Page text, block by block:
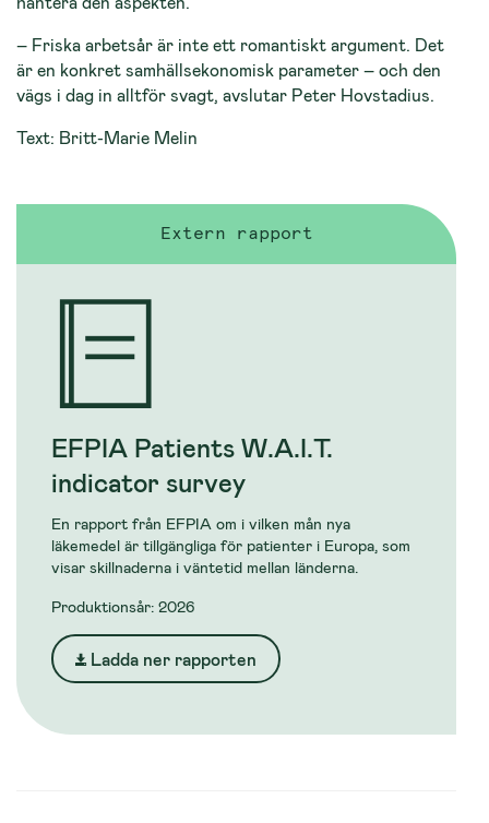
– Friska arbetsår är inte ett romantiskt argument. Det
är en konkret samhällsekonomisk parameter – och den
vägs i dag in alltför svagt, avslutar Peter Hovstadius.
Text: Britt-Marie Melin
Extern rapport
EFPIA Patients W.A.I.T.
indicator survey
En rapport från EFPIA om i vilken mån nya
läkemedel är tillgängliga för patienter i Europa, som
visar skillnaderna i väntetid mellan länderna.
Produktionsår: 2026
Ladda ner rapporten